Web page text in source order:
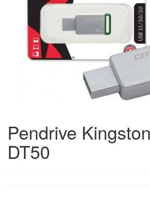
Pendrive
DT50